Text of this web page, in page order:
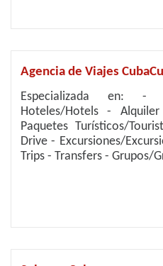
Agencia de Viajes
Especializada en: -
Hoteles/Hotels -
Paquetes Turísticos/
Drive - Excursiones/
Trips - Transfers - Grupos/